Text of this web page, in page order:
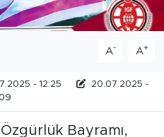
A- A+
- 12:25
20.07.2025 -
Bayramı,